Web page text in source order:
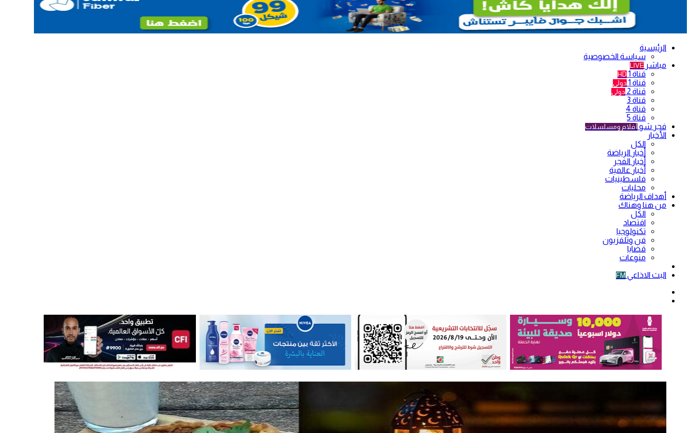
الرئيسية
سياسة الخصوصية
مباشر LIVE
قناة 1 HD
قناة 1 دولي
قناة 2 دولي
قناة 3
قناة 4
قناة 5
فجر شو أفلام ومسلسلات
الأخبار
الكل
أخبار الرياضة
أخبار الفجر
أخبار عالمية
فلسطينيات
محليات
أهداف الرياضة
من هنا وهناك
الكل
اقتصاد
تكنولوجيا
فن وتلفزيون
قضايا
منوعات
البث الاذاعي FM